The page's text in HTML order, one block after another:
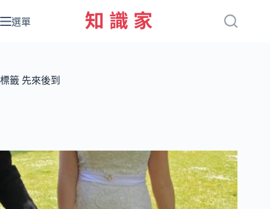
至
容
選單
標籤 先來後到